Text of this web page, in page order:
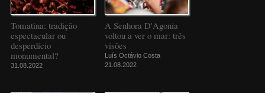
Tomatina: tradição
espectacular ou
desperdício
monumental?
31.08.2022
A Senhora D'Agonia
voltou a ver o mar: três
visões
Luís Octávio Costa
21.08.2022